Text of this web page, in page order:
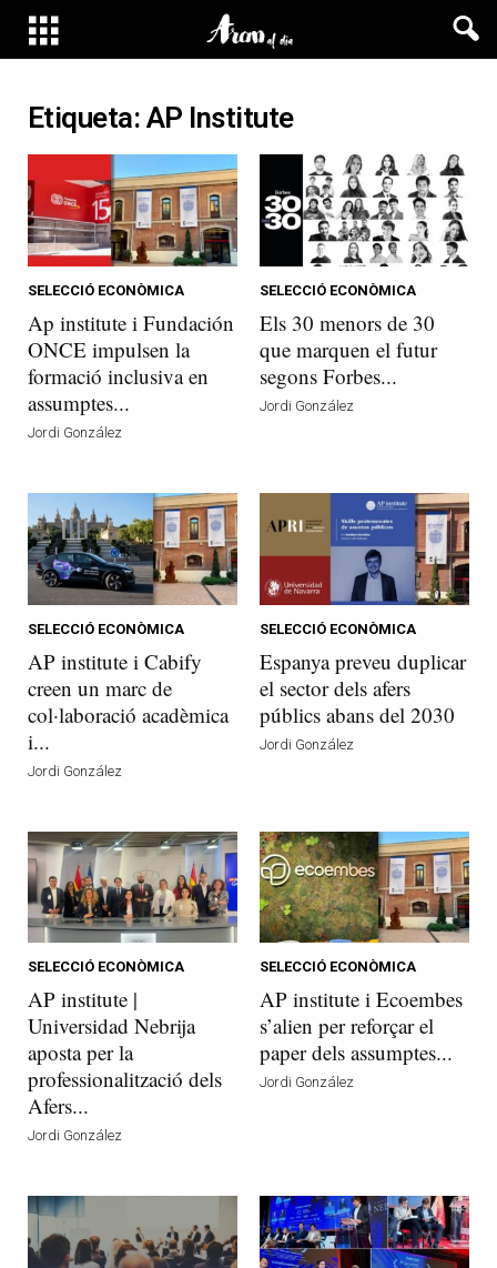
Etiqueta: AP Institute
SELECCIÓ ECONÒMICA
Ap institute i Fundación
ONCE impulsen la
formació inclusiva en
assumptes...
Jordi González
SELECCIÓ ECONÒMICA
Els 30 menors de 30
que marquen el futur
segons Forbes...
Jordi González
SELECCIÓ ECONÒMICA
AP institute i Cabify
creen un marc de
col·laboració acadèmica
i...
Jordi González
SELECCIÓ ECONÒMICA
Espanya preveu duplicar
el sector dels afers
públics abans del 2030
Jordi González
SELECCIÓ ECONÒMICA
AP institute |
Universidad Nebrija
aposta per la
professionalització dels
Afers...
Jordi González
SELECCIÓ ECONÒMICA
AP institute i Ecoembes
s’alien per reforçar el
paper dels assumptes...
Jordi González